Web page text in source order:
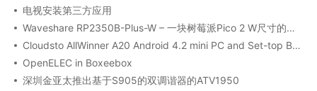
电视安装第三方应用
Waveshare RP2350B-Plus-W – 一块树莓派Pico 2 W尺寸的主板，配备41个GPIO，16MB闪存，USB-C接口
Cloudsto AllWinner A20 Android 4.2 mini PC and Set-top Boxes
OpenELEC in Boxeebox
深圳金亚太推出基于S905的双调谐器的ATV1950